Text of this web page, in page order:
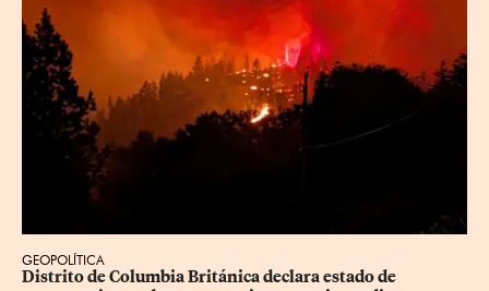
GEOPOLÍTICA
Distrito de Columbia Británica declara estado de